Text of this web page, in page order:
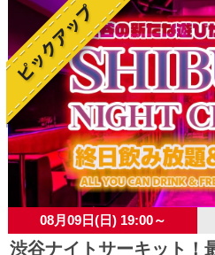
08月09日(日) 19:00～
渋谷ナイトサーキット！